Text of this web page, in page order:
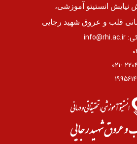
نیایش انستیتو آموزشی،
قلب و عروق شهید رجایی
info@rhi.ac.ir
-۰۲۱